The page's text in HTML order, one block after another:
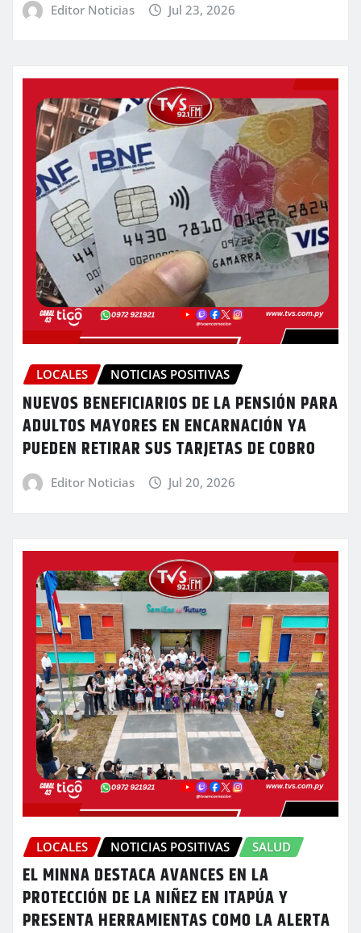
Editor Noticias Jul 23, 2026
LOCALES NOTICIAS POSITIVAS
NUEVOS BENEFICIARIOS DE LA PENSIÓN PARA
ADULTOS MAYORES EN ENCARNACIÓN YA
PUEDEN RETIRAR SUS TARJETAS DE COBRO
Editor Noticias Jul 20, 2026
LOCALES NOTICIAS POSITIVAS SALUD
EL MINNA DESTACA AVANCES EN LA
PROTECCIÓN DE LA NIÑEZ EN ITAPÚA Y
PRESENTA HERRAMIENTAS COMO LA ALERTA